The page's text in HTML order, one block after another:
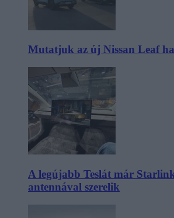
Mutatjuk az új Nissan Leaf
A legújabb Teslát már
antennával szerelik